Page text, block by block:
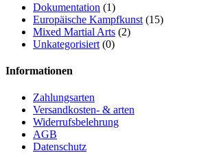
Dokumentation (1)
Europäische Kampfkunst (15)
Mixed Martial Arts (2)
Unkategorisiert (0)
Informationen
Zahlungsarten
Versandkosten- & arten
Widerrufsbelehrung
AGB
Datenschutz